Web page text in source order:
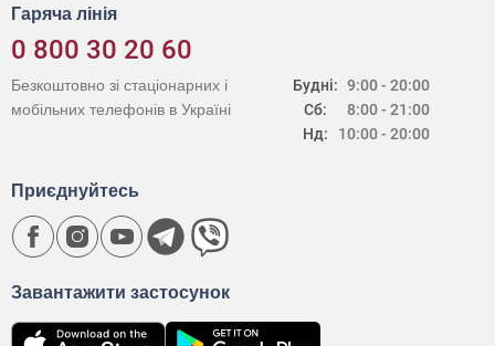
Гаряча лінія
0 800 30 20 60
Будні:
Сб:
Нд:
9:00 - 20:00
8:00 - 21:00
10:00 - 20:00
Безкоштовно зі стаціонарних і
мобільних телефонів в Україні
Завантажити застосунок
Приєднуйтесь